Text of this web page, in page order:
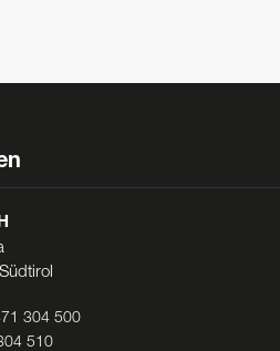
304 500
510